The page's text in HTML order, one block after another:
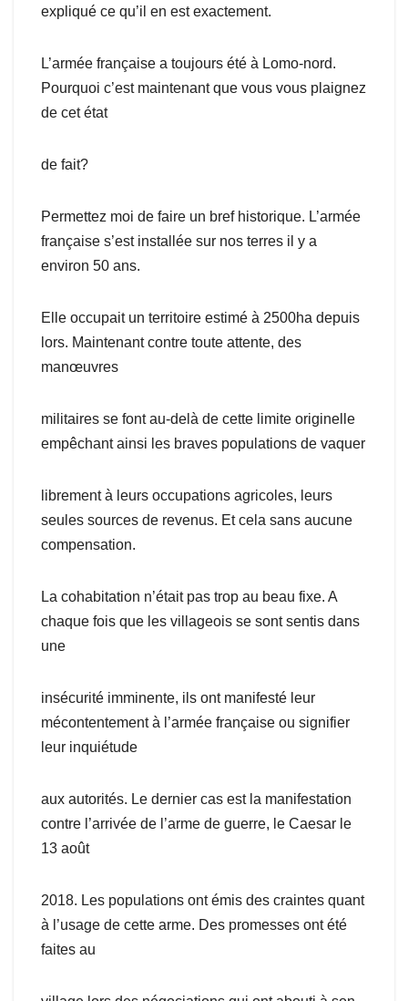
expliqué ce qu’il en est exactement.
L’armée française a toujours été à Lomo-nord.
Pourquoi c’est maintenant que vous vous plaignez
de cet état
de fait?
Permettez moi de faire un bref historique. L’armée
française s’est installée sur nos terres il y a
environ 50 ans.
Elle occupait un territoire estimé à 2500ha depuis
lors. Maintenant contre toute attente, des
manœuvres
militaires se font au-delà de cette limite originelle
empêchant ainsi les braves populations de vaquer
librement à leurs occupations agricoles, leurs
seules sources de revenus. Et cela sans aucune
compensation.
La cohabitation n’était pas trop au beau fixe. A
chaque fois que les villageois se sont sentis dans
une
insécurité imminente, ils ont manifesté leur
mécontentement à l’armée française ou signifier
leur inquiétude
aux autorités. Le dernier cas est la manifestation
contre l’arrivée de l’arme de guerre, le Caesar le
13 août
2018. Les populations ont émis des craintes quant
à l’usage de cette arme. Des promesses ont été
faites au